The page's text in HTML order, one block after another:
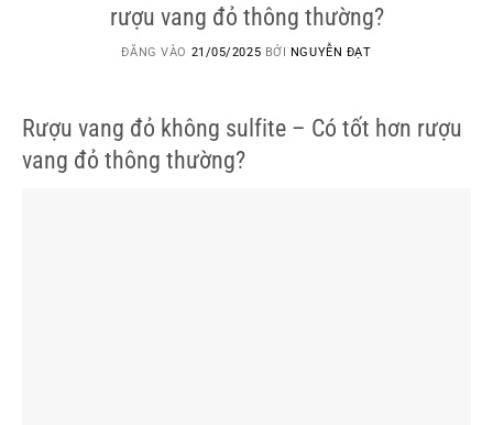
rượu vang đỏ thông thường?
ĐĂNG VÀO 21/05/2025 BỞI NGUYỄN ĐẠT
Rượu vang đỏ không sulfite – Có tốt hơn rượu
vang đỏ thông thường?